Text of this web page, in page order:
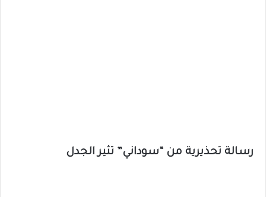
رسالة تحذيرية من “سوداني” تثير الجدل